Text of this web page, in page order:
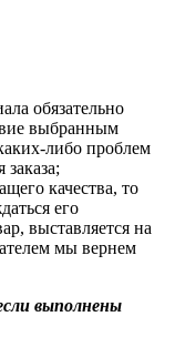
обязательно
выбранным
либо проблем
качества, то
его
выставляется на
мы вернем
выполнены